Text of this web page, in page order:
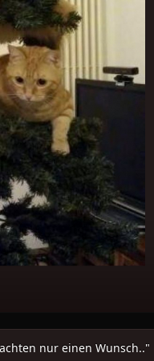
nur einen Wunsch.."